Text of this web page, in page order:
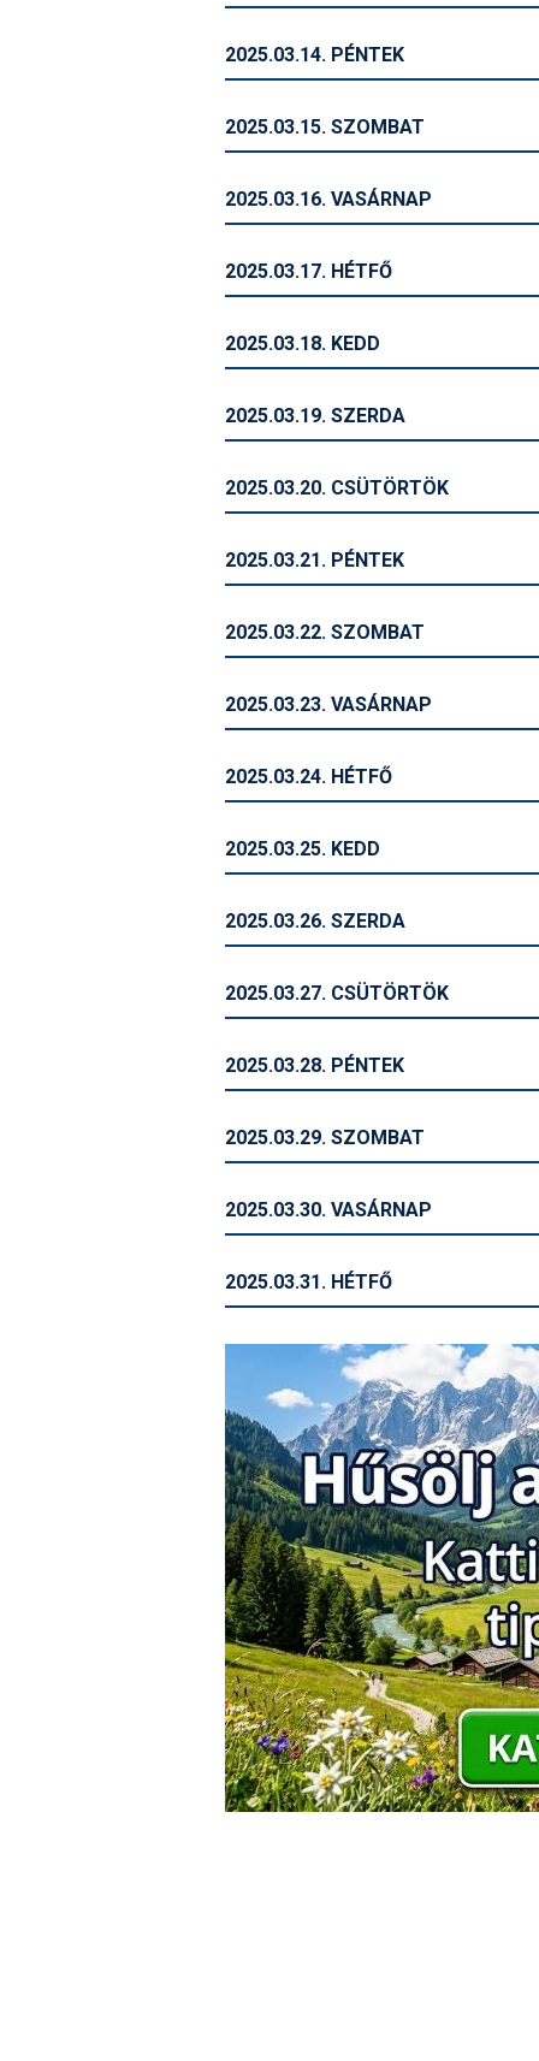
2025.03.14. PÉNTEK
2025.03.15. SZOMBAT
2025.03.16. VASÁRNAP
2025.03.17. HÉTFŐ
2025.03.18. KEDD
2025.03.19. SZERDA
2025.03.20. CSÜTÖRTÖK
2025.03.21. PÉNTEK
2025.03.22. SZOMBAT
2025.03.23. VASÁRNAP
2025.03.24. HÉTFŐ
2025.03.25. KEDD
2025.03.26. SZERDA
2025.03.27. CSÜTÖRTÖK
2025.03.28. PÉNTEK
2025.03.29. SZOMBAT
2025.03.30. VASÁRNAP
2025.03.31. HÉTFŐ